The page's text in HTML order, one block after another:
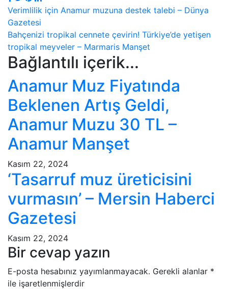
Yazı
dolaşımı
Verimlilik için Anamur muzuna destek talebi – Dünya
Gazetesi
Bahçenizi tropikal cennete çevirin! Türkiye’de yetişen
tropikal meyveler – Marmaris Manşet
Bağlantılı içerik...
Anamur Muz Fiyatında
Beklenen Artış Geldi,
Anamur Muzu 30 TL –
Anamur Manşet
Kasım 22, 2024
‘Tasarruf muz üreticisini
vurmasın’ – Mersin Haberci
Gazetesi
Kasım 22, 2024
Bir cevap yazın
E-posta hesabınız yayımlanmayacak. Gerekli alanlar *
ile işaretlenmişlerdir